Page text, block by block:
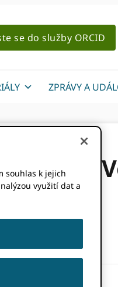
se do služby ORCID
ZPRÁVY A
souhlas k jejich
využití dat a